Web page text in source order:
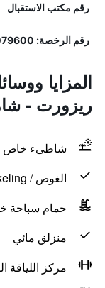
رقم مكتب الاستقبال
رقم الرخصة: 1040K014A0079600
المزايا
ريزورت -
شاطىء خاص
الغوص / Snorkeling
حمام سباحة
منزلق مائي
مركز اللياقة